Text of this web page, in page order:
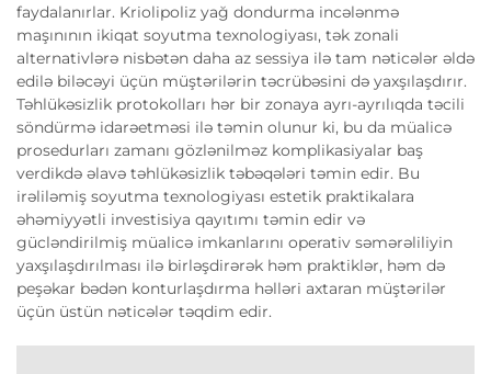
faydalanırlar. Kriolipoliz yağ dondurma incələnmə
maşınının ikiqat soyutma texnologiyası, tək zonali
alternativlərə nisbətən daha az sessiya ilə tam nəticələr əldə
edilə biləcəyi üçün müştərilərin təcrübəsini də yaxşılaşdırır.
Təhlükəsizlik protokolları hər bir zonaya ayrı-ayrılıqda təcili
söndürmə idarəetməsi ilə təmin olunur ki, bu da müalicə
prosedurları zamanı gözlənilməz komplikasiyalar baş
verdikdə əlavə təhlükəsizlik təbəqələri təmin edir. Bu
irəliləmiş soyutma texnologiyası estetik praktikalara
əhəmiyyətli investisiya qayıtımı təmin edir və
gücləndirilmiş müalicə imkanlarını operativ səmərəliliyin
yaxşılaşdırılması ilə birləşdirərək həm praktiklər, həm də
peşəkar bədən konturlaşdırma həlləri axtaran müştərilər
üçün üstün nəticələr təqdim edir.